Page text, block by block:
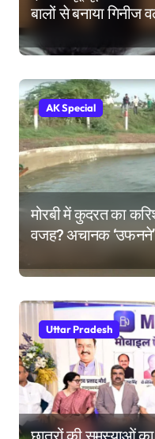
बालों से बनाया गिनीज
किए हेयर केयर टिप्स
AK Special
मोरबी में कुदरत का
वजह? अचानक ‘उफनने’
Uttar Pradesh